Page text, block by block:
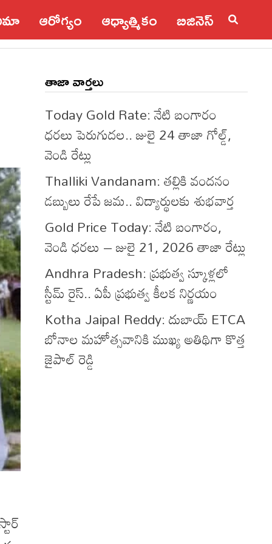
ఆరోగ్యం ఆధ్యాత్మికం బిజినెస్
తాజా వార్తలు
Today Gold Rate: నేటి బంగారం
ధరలు పెరుగుదల.. జులై 24 తాజా గోల్డ్,
వెండి రేట్లు
Thalliki Vandanam: తల్లికి వందనం
డబ్బులు రేపే జమ.. విద్యార్థులకు శుభవార్త
Gold Price Today: నేటి బంగారం,
వెండి ధరలు – జులై 21, 2026 తాజా రేట్లు
Andhra Pradesh: ప్రభుత్వ స్కూళ్లలో
స్టీమ్ రైస్.. ఏపీ ప్రభుత్వ కీలక నిర్ణయం
Kotha Jaipal Reddy: దుబాయ్ ETCA
బోనాల మహోత్సవానికి ముఖ్య అతిథిగా కొత్త
జైపాల్ రెడ్డి